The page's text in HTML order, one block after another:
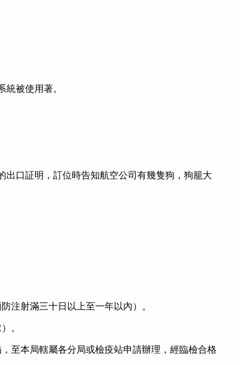
被使用著。
口証明，訂位時告知航空公司有幾隻狗，狗籠大
注射滿三十日以上至一年以內）。
。
至本局轄屬各分局或檢疫站申請辦理，經臨檢合格